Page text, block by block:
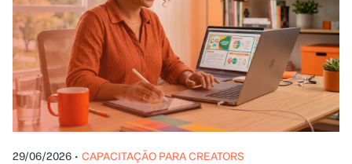
29/06/2026 • CAPACITAÇÃO PARA CREATORS